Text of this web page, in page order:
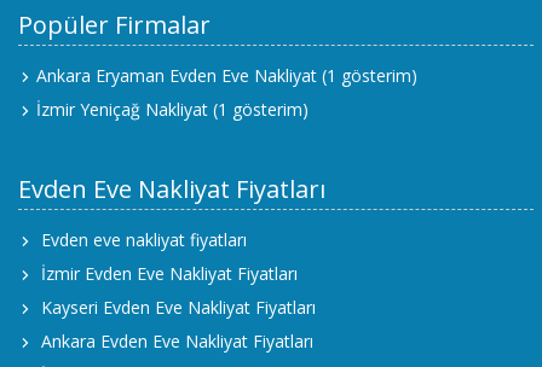
Popüler Firmalar
Ankara Eryaman Evden Eve Nakliyat (1 gösterim)
İzmir Yeniçağ Nakliyat (1 gösterim)
Evden Eve Nakliyat Fiyatları
Evden eve nakliyat fiyatları
İzmir Evden Eve Nakliyat Fiyatları
Kayseri Evden Eve Nakliyat Fiyatları
Ankara Evden Eve Nakliyat Fiyatları